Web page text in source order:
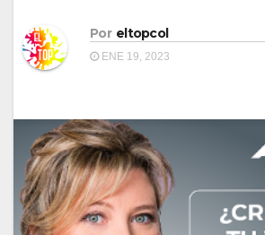
Por eltopcol
ENE 19, 2023